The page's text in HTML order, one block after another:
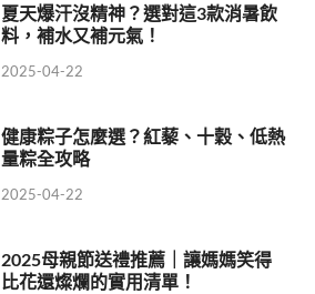
夏天爆汗沒精神？選對這3款消暑飲
料，補水又補元氣！
2025-04-22
健康粽子怎麼選？紅藜、十穀、低熱
量粽全攻略
2025-04-22
2025母親節送禮推薦｜讓媽媽笑得
比花還燦爛的實用清單！